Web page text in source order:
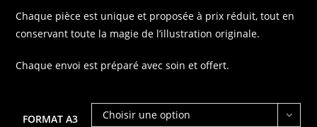
Chaque pièce est unique et proposée à prix réduit, tout en
conservant toute la magie de l’illustration originale.
Chaque envoi est préparé avec soin et offert.
FORMAT A3 Choisir une option